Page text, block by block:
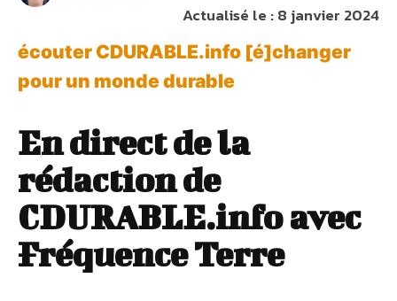
Actualisé le :8 janvier 2024
écouter CDURABLE.info [é]changer
pour un monde durable
En direct de la
rédaction de
CDURABLE.info avec
Fréquence Terre